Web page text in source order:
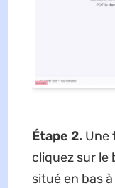
Étape 2. Une
cliquez sur le
situé en bas